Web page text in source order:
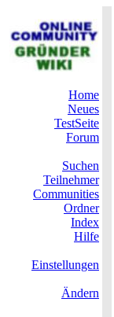
Home
Neues
TestSeite
Forum
Suchen
Teilnehmer
Communities
Ordner
Index
Hilfe
Einstellungen
Ändern